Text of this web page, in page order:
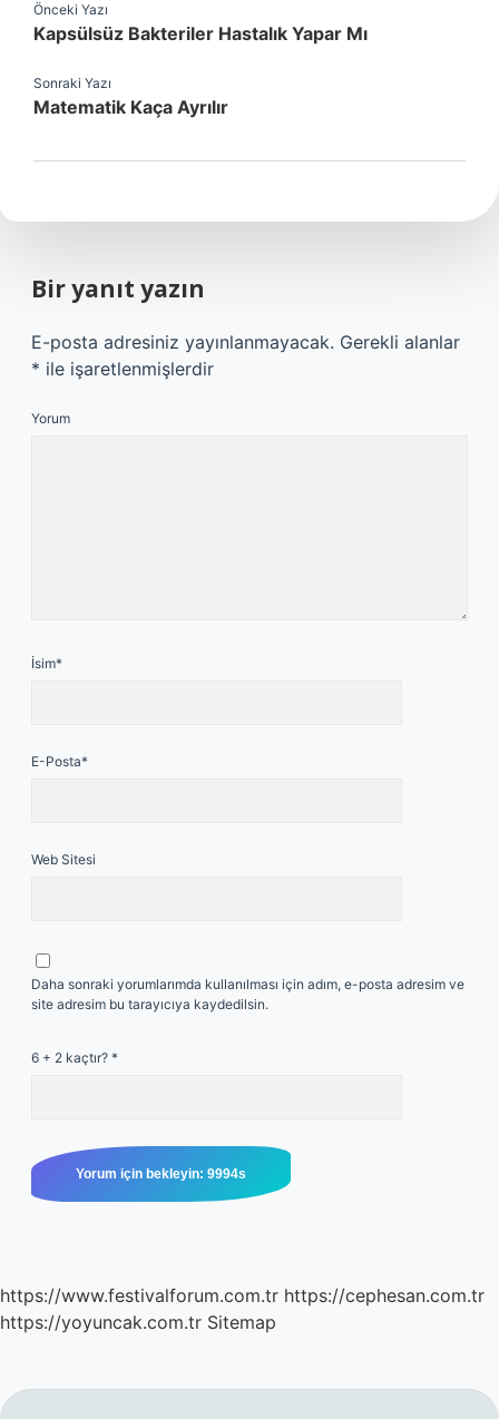
Önceki Yazı
Kapsülsüz Bakteriler Hastalık Yapar Mı
Sonraki Yazı
Matematik Kaça Ayrılır
Bir yanıt yazın
E-posta adresiniz yayınlanmayacak. Gerekli alanlar
* ile işaretlenmişlerdir
Yorum
İsim*
E-Posta*
Web Sitesi
Daha sonraki yorumlarımda kullanılması için adım, e-posta adresim ve
site adresim bu tarayıcıya kaydedilsin.
6 + 2 kaçtır? *
https://www.festivalforum.com.tr https://cephesan.com.tr
https://yoyuncak.com.tr Sitemap